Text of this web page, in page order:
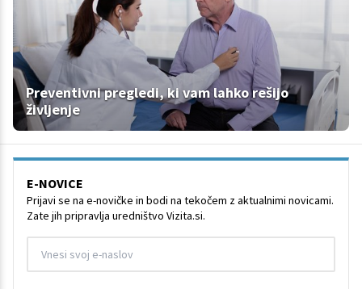
Preventivni pregledi, ki vam lahko rešijo
življenje
E-NOVICE
Prijavi se na e-novičke in bodi na tekočem z aktualnimi novicami.
Zate jih pripravlja uredništvo Vizita.si.